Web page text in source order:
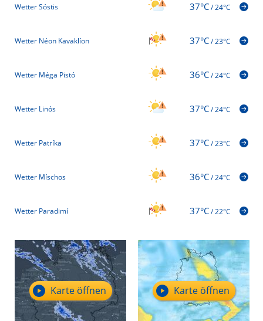
Wetter Sóstis 37°C/24°C
Wetter Néon Kavaklíon 37°C/23°C
Wetter Méga Pistó 36°C/24°C
Wetter Linós 37°C/24°C
Wetter Patríka 37°C/23°C
Wetter Míschos 36°C/24°C
Wetter Paradimí 37°C/22°C
Karte öffnen Karte öffnen